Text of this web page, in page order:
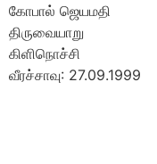
கோபால் ஜெயமதி
திருவையாறு
கிளிநொச்சி
வீரச்சாவு: 27.09.1999